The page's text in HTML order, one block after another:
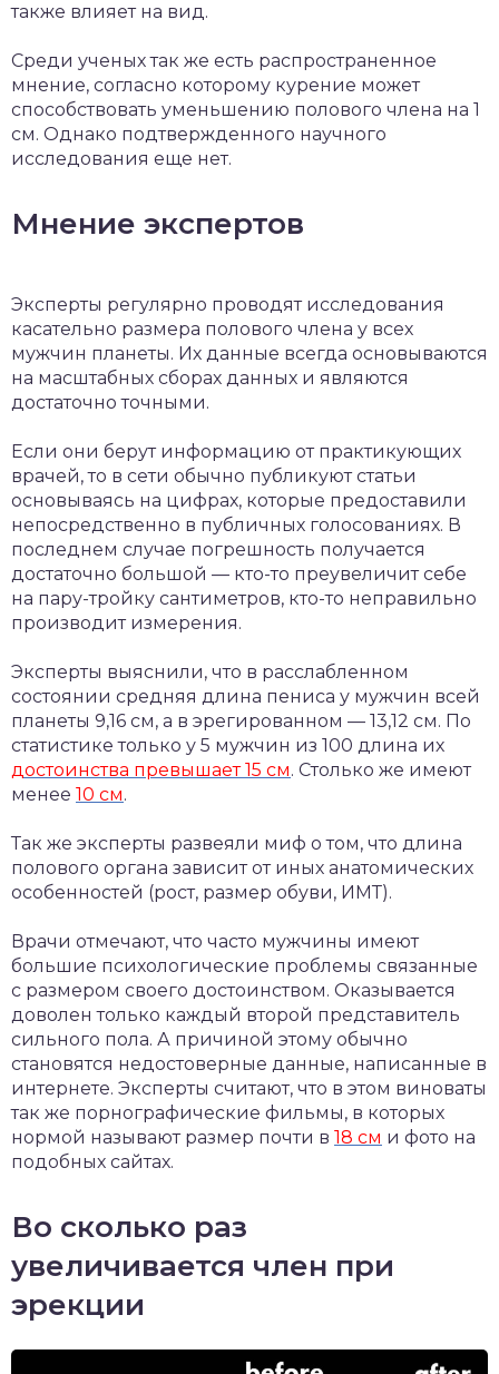
также влияет на вид.
Среди ученых так же есть распространенное
мнение, согласно которому курение может
способствовать уменьшению полового члена на 1
см. Однако подтвержденного научного
исследования еще нет.
Мнение экспертов
Эксперты регулярно проводят исследования
касательно размера полового члена у всех
мужчин планеты. Их данные всегда основываются
на масштабных сборах данных и являются
достаточно точными.
Если они берут информацию от практикующих
врачей, то в сети обычно публикуют статьи
основываясь на цифрах, которые предоставили
непосредственно в публичных голосованиях. В
последнем случае погрешность получается
достаточно большой — кто-то преувеличит себе
на пару-тройку сантиметров, кто-то неправильно
производит измерения.
Эксперты выяснили, что в расслабленном
состоянии средняя длина пениса у мужчин всей
планеты 9,16 см, а в эрегированном — 13,12 см. По
статистике только у 5 мужчин из 100 длина их
достоинства превышает 15 см. Столько же имеют
менее 10 см.
Так же эксперты развеяли миф о том, что длина
полового органа зависит от иных анатомических
особенностей (рост, размер обуви, ИМТ).
Врачи отмечают, что часто мужчины имеют
большие психологические проблемы связанные
с размером своего достоинством. Оказывается
доволен только каждый второй представитель
сильного пола. А причиной этому обычно
становятся недостоверные данные, написанные в
интернете. Эксперты считают, что в этом виноваты
так же порнографические фильмы, в которых
нормой называют размер почти в 18 см и фото на
подобных сайтах.
Во сколько раз
увеличивается член при
эрекции